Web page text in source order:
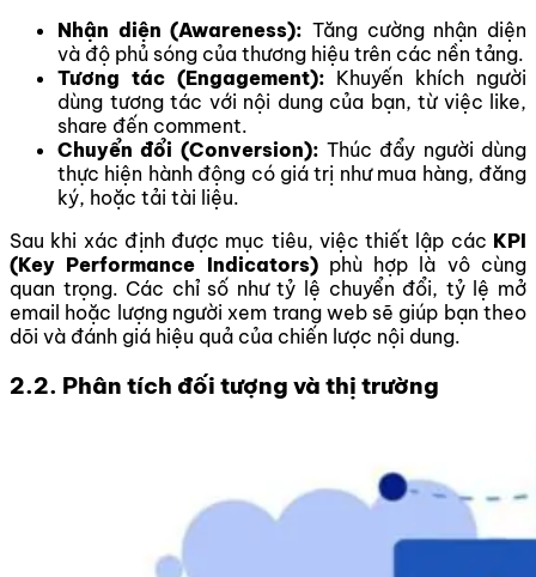
Nhận diện (Awareness): Tăng cường nhận diện
và độ phủ sóng của thương hiệu trên các nền tảng.
Tương tác (Engagement): Khuyến khích người
dùng tương tác với nội dung của bạn, từ việc like,
share đến comment.
Chuyển đổi (Conversion): Thúc đẩy người dùng
thực hiện hành động có giá trị như mua hàng, đăng
ký, hoặc tải tài liệu.
Sau khi xác định được mục tiêu, việc thiết lập các KPI
(Key Performance Indicators)phù hợp là vô cùng
quan trọng. Các chỉ số như tỷ lệ chuyển đổi, tỷ lệ mở
email hoặc lượng người xem trang web sẽ giúp bạn theo
dõi và đánh giá hiệu quả của chiến lược nội dung.
2.2. Phân tích đối tượng và thị trường